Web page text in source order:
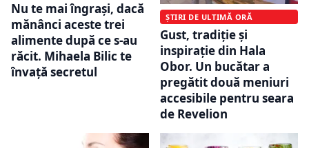
Nu te mai îngrași, dacă
mănânci aceste trei
alimente după ce s-au
răcit. Mihaela Bilic te
învață secretul
ȘTIRI DE ULTIMĂ ORĂ
Gust, tradiție și
inspirație din Hala
Obor. Un bucătar a
pregătit două meniuri
accesibile pentru seara
de Revelion